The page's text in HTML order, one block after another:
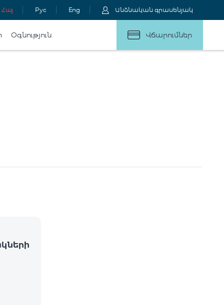
Հայ Рус Eng Անձնական գրասենյակ
Օգնություն Վճարումներ